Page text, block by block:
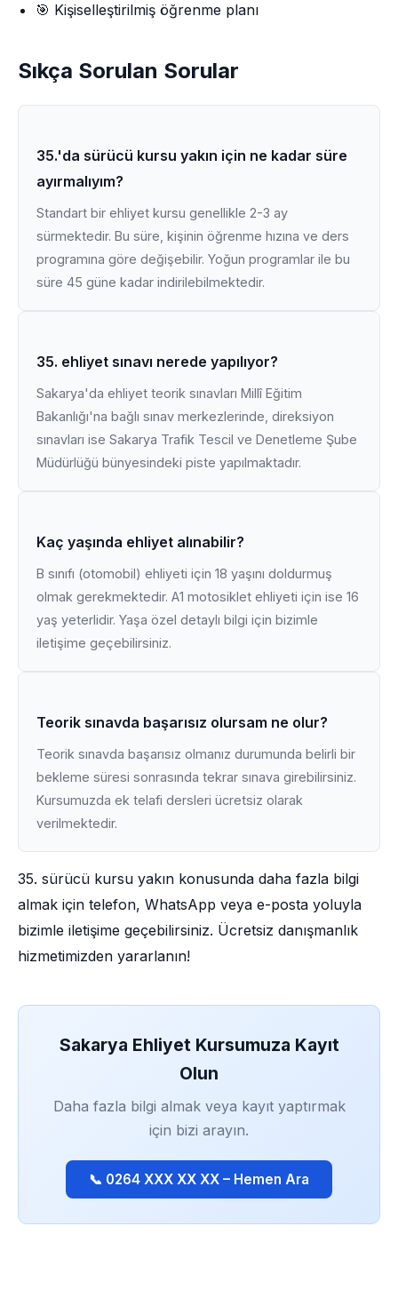
🎯 Kişiselleştirilmiş öğrenme planı
Sıkça Sorulan Sorular
35.'da sürücü kursu yakın için ne kadar süre
ayırmalıyım?
Standart bir ehliyet kursu genellikle 2-3 ay
sürmektedir. Bu süre, kişinin öğrenme hızına ve ders
programına göre değişebilir. Yoğun programlar ile bu
süre 45 güne kadar indirilebilmektedir.
35. ehliyet sınavı nerede yapılıyor?
Sakarya'da ehliyet teorik sınavları Millî Eğitim
Bakanlığı'na bağlı sınav merkezlerinde, direksiyon
sınavları ise Sakarya Trafik Tescil ve Denetleme Şube
Müdürlüğü bünyesindeki piste yapılmaktadır.
Kaç yaşında ehliyet alınabilir?
B sınıfı (otomobil) ehliyeti için 18 yaşını doldurmuş
olmak gerekmektedir. A1 motosiklet ehliyeti için ise 16
yaş yeterlidir. Yaşa özel detaylı bilgi için bizimle
iletişime geçebilirsiniz.
Teorik sınavda başarısız olursam ne olur?
Teorik sınavda başarısız olmanız durumunda belirli bir
bekleme süresi sonrasında tekrar sınava girebilirsiniz.
Kursumuzda ek telafi dersleri ücretsiz olarak
verilmektedir.
35. sürücü kursu yakın konusunda daha fazla bilgi
almak için telefon, WhatsApp veya e-posta yoluyla
bizimle iletişime geçebilirsiniz. Ücretsiz danışmanlık
hizmetimizden yararlanın!
Sakarya Ehliyet Kursumuza Kayıt
Olun
Daha fazla bilgi almak veya kayıt yaptırmak
için bizi arayın.
📞 0264 XXX XX XX – Hemen Ara